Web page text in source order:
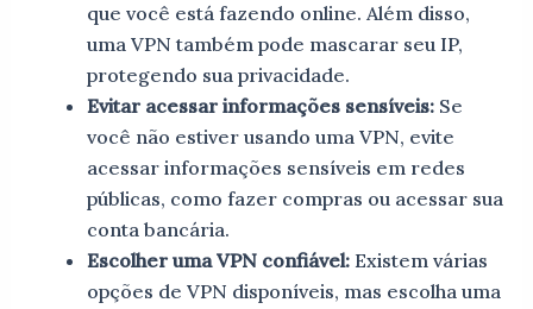
que você está fazendo online. Além disso,
uma VPN também pode mascarar seu IP,
protegendo sua privacidade.
Evitar acessar informações sensíveis:Se
você não estiver usando uma VPN, evite
acessar informações sensíveis em redes
públicas, como fazer compras ou acessar sua
conta bancária.
Escolher uma VPN confiável:Existem várias
opções de VPN disponíveis, mas escolha uma